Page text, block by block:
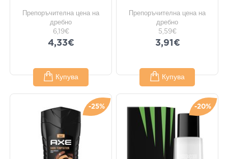
Препоръчителна цена на
дребно
6,19€
4,33€
Купува
Препоръчителна цена на
дребно
5,59€
3,91€
Купува
-25% -20%